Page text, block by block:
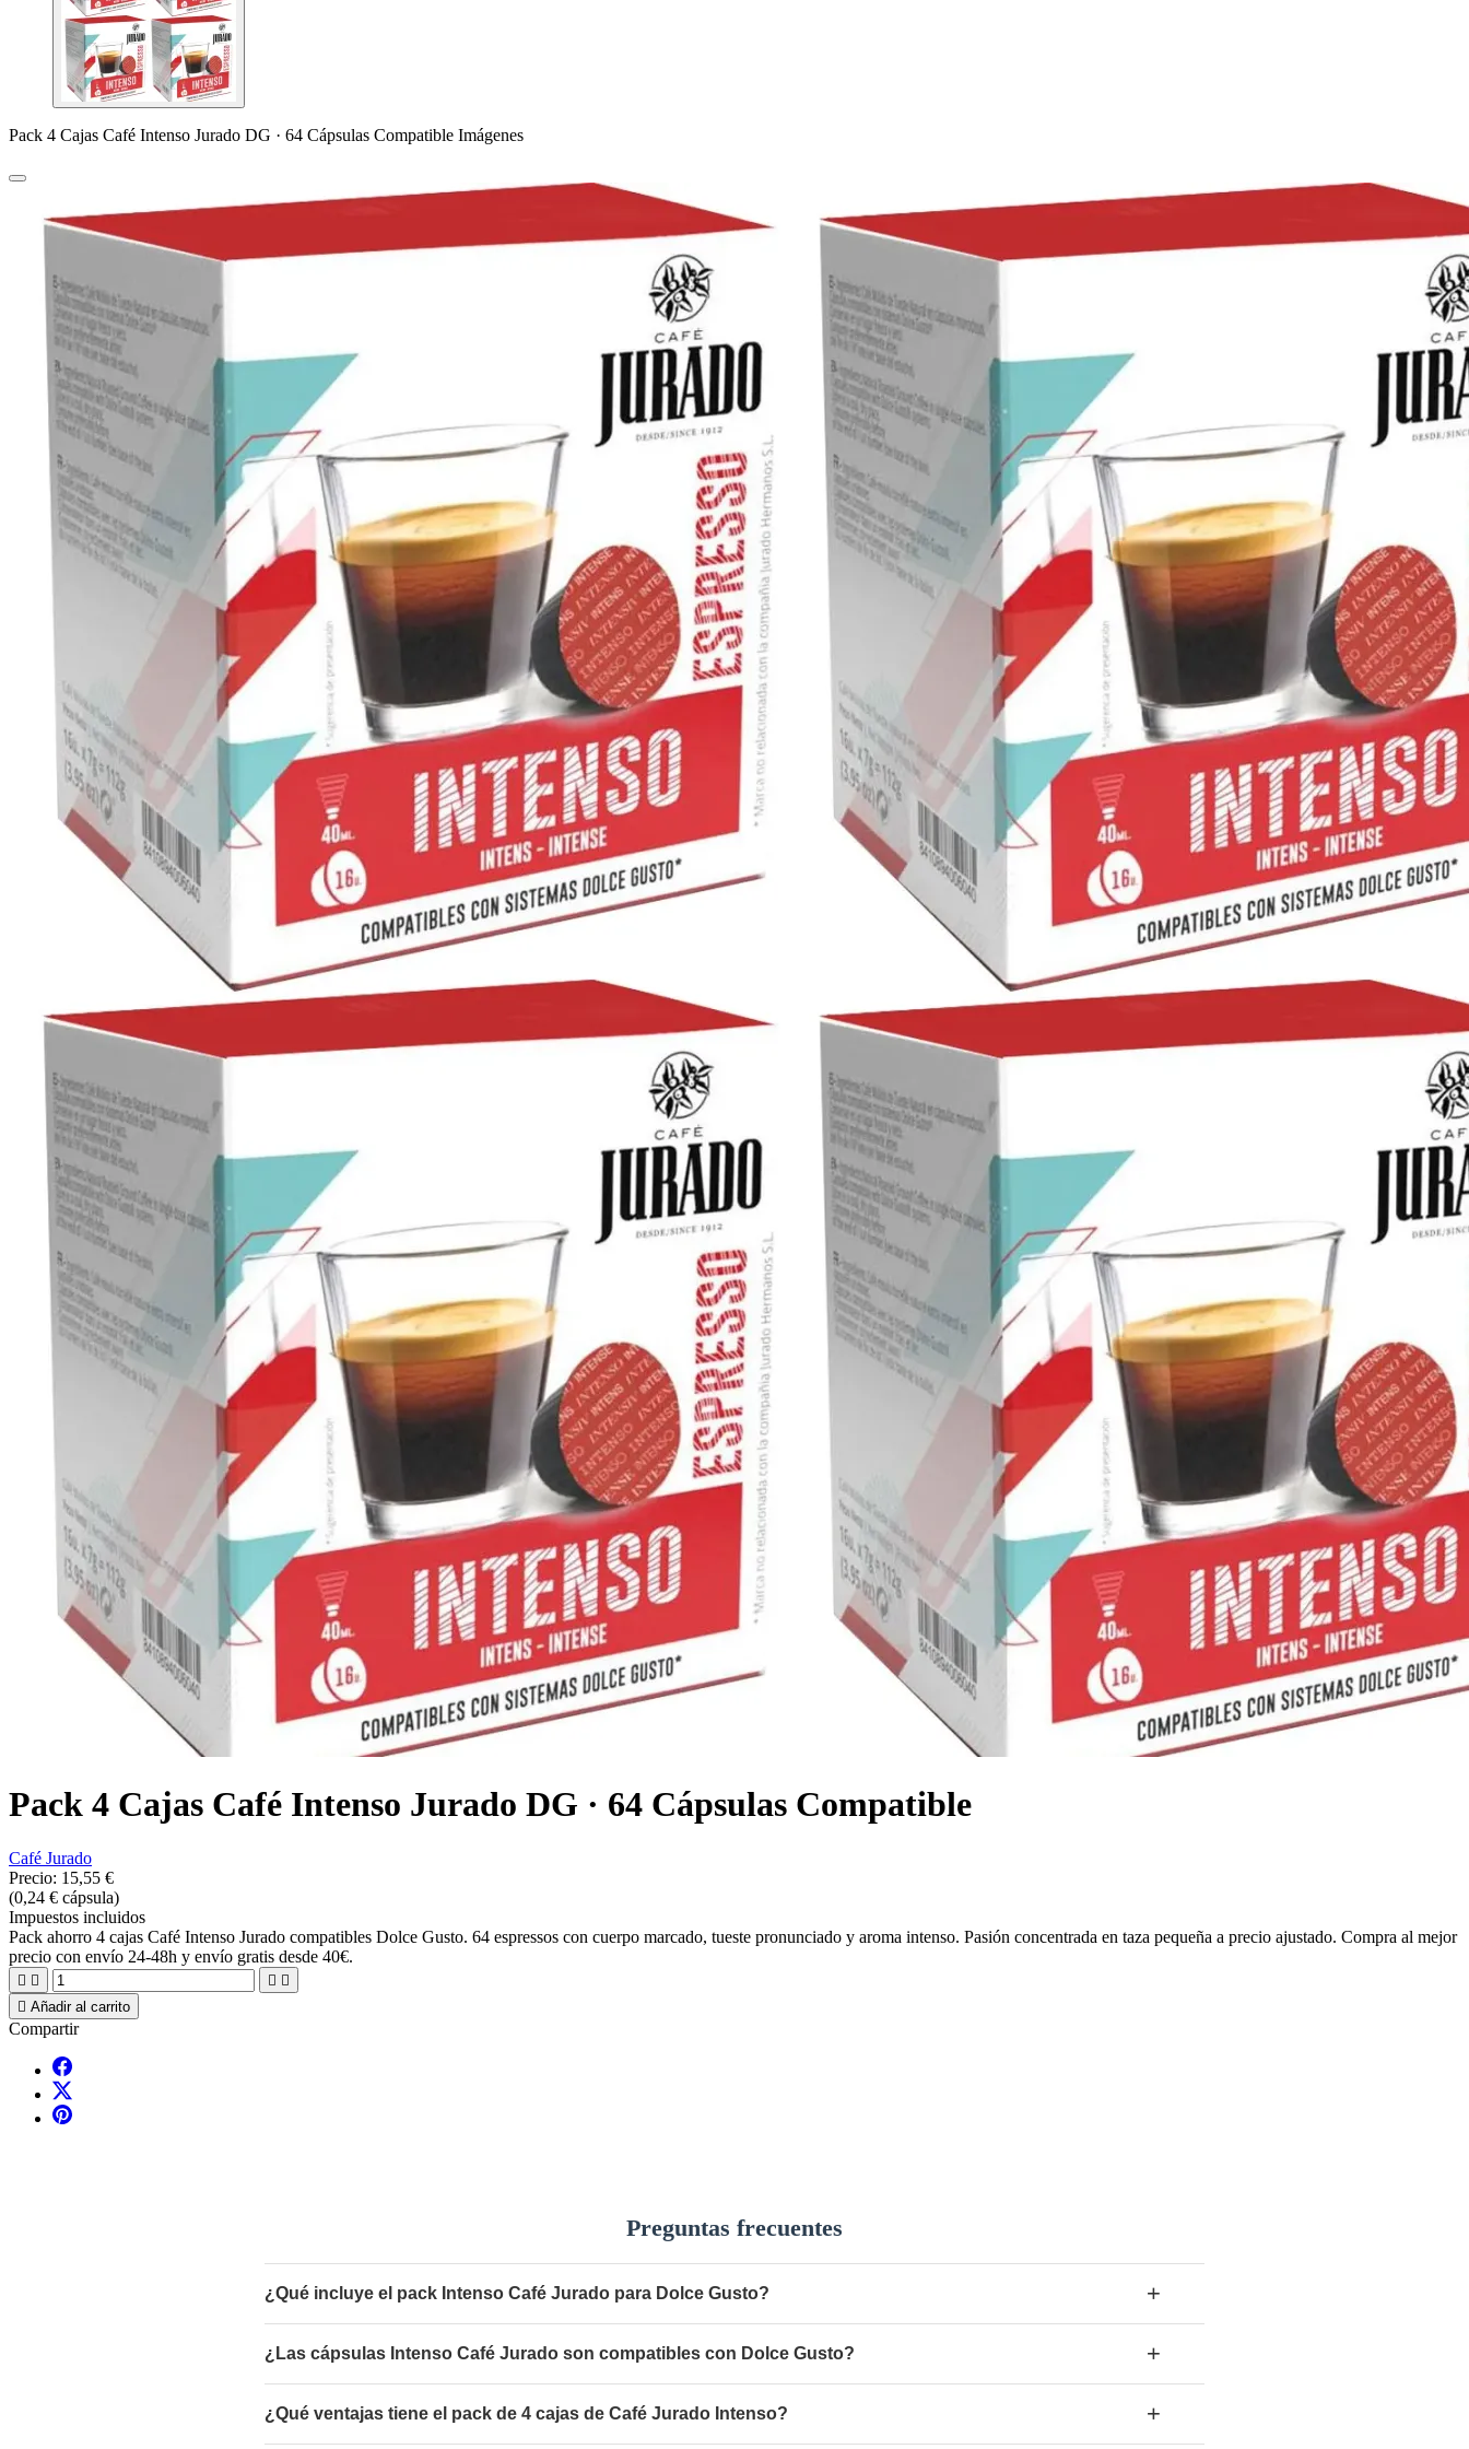
Pack 4 Cajas Café Intenso Jurado DG · 64 Cápsulas Compatible Imágenes
Pack 4 Cajas Café Intenso Jurado DG · 64 Cápsulas Compatible
Café Jurado
Precio: 15,55 €
(0,24 € cápsula)
Impuestos incluidos
Pack ahorro 4 cajas Café Intenso Jurado compatibles Dolce Gusto. 64 espressos con cuerpo marcado, tueste pronunciado y aroma intenso. Pasión concentrada en taza pequeña a precio ajustado. Compra al mejor
precio con envío 24-48h y envío gratis desde 40€.
   
 Añadir al carrito
Compartir
Preguntas frecuentes
¿Qué incluye el pack Intenso Café Jurado para Dolce Gusto? +
¿Las cápsulas Intenso Café Jurado son compatibles con Dolce Gusto? +
¿Qué ventajas tiene el pack de 4 cajas de Café Jurado Intenso? +